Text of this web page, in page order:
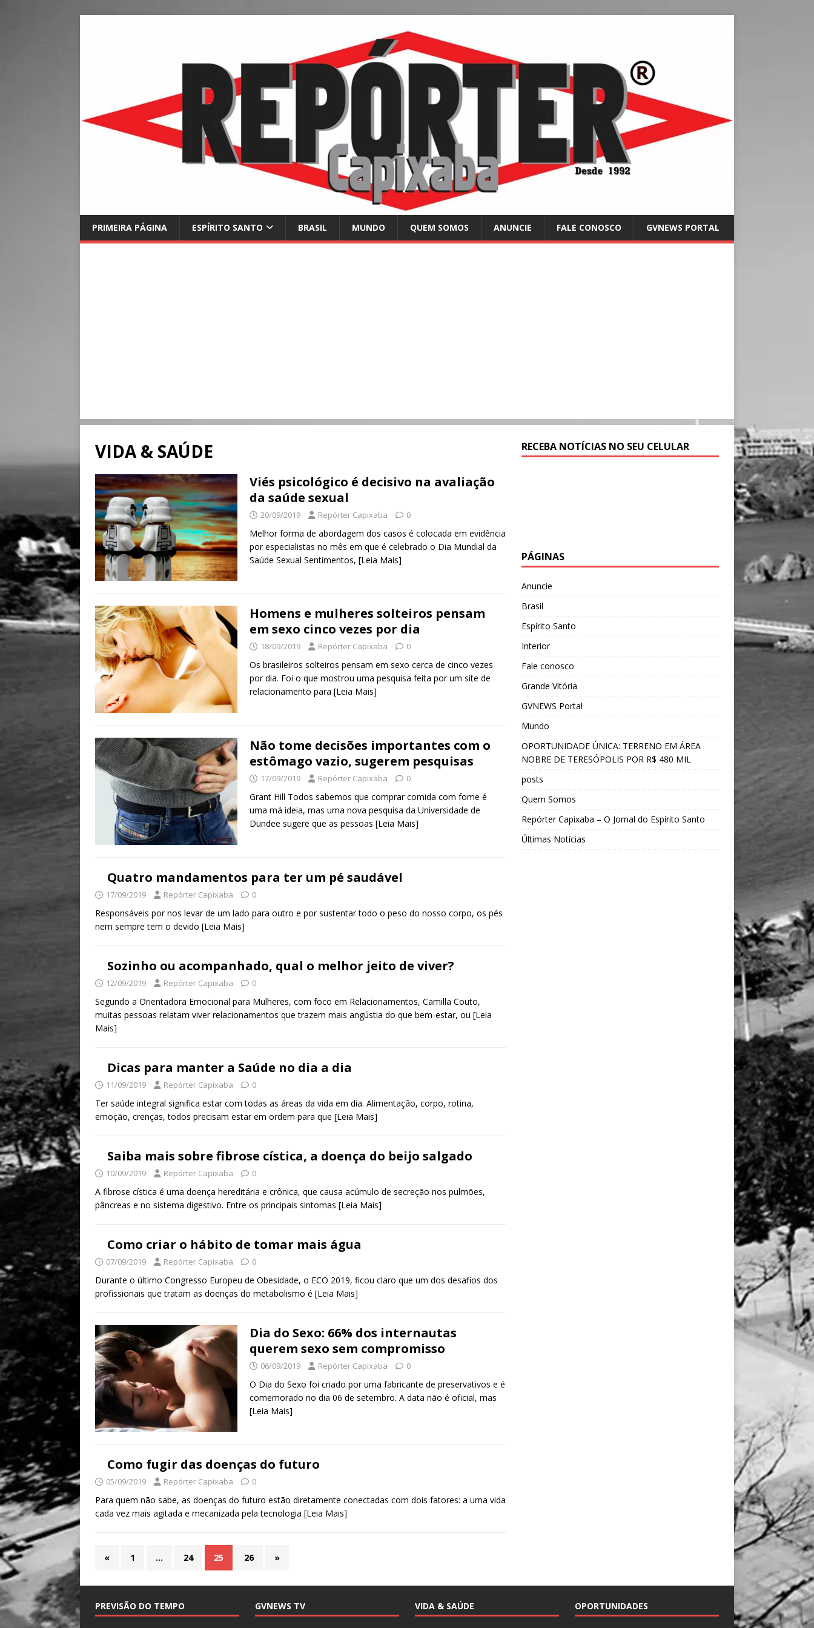
PRIMEIRA PÁGINA ESPÍRITO SANTO BRASIL MUNDO QUEM SOMOS ANUNCIE FALE CONOSCO GVNEWS PORTAL
VIDA & SAÚDE
Viés psicológico é decisivo na avaliação
da saúde sexual
20/09/2019 Repórter Capixaba 0
Melhor forma de abordagem dos casos é colocada em evidência
por especialistas no mês em que é celebrado o Dia Mundial da
Saúde Sexual Sentimentos, [Leia Mais]
Homens e mulheres solteiros pensam
em sexo cinco vezes por dia
18/09/2019 Repórter Capixaba 0
Os brasileiros solteiros pensam em sexo cerca de cinco vezes
por dia. Foi o que mostrou uma pesquisa feita por um site de
relacionamento para [Leia Mais]
Não tome decisões importantes com o
estômago vazio, sugerem pesquisas
17/09/2019 Repórter Capixaba 0
Grant Hill Todos sabemos que comprar comida com fome é
uma má ideia, mas uma nova pesquisa da Universidade de
Dundee sugere que as pessoas [Leia Mais]
Quatro mandamentos para ter um pé saudável
17/09/2019 Repórter Capixaba 0
Responsáveis por nos levar de um lado para outro e por sustentar todo o peso do nosso corpo, os pés
nem sempre tem o devido [Leia Mais]
Sozinho ou acompanhado, qual o melhor jeito de viver?
12/09/2019 Repórter Capixaba 0
Segundo a Orientadora Emocional para Mulheres, com foco em Relacionamentos, Camilla Couto,
muitas pessoas relatam viver relacionamentos que trazem mais angústia do que bem-estar, ou [Leia
Mais]
Dicas para manter a Saúde no dia a dia
11/09/2019 Repórter Capixaba 0
Ter saúde integral significa estar com todas as áreas da vida em dia. Alimentação, corpo, rotina,
emoção, crenças, todos precisam estar em ordem para que [Leia Mais]
Saiba mais sobre fibrose cística, a doença do beijo salgado
10/09/2019 Repórter Capixaba 0
A fibrose cística é uma doença hereditária e crônica, que causa acúmulo de secreção nos pulmões,
pâncreas e no sistema digestivo. Entre os principais sintomas [Leia Mais]
Como criar o hábito de tomar mais água
07/09/2019 Repórter Capixaba 0
Durante o último Congresso Europeu de Obesidade, o ECO 2019, ficou claro que um dos desafios dos
profissionais que tratam as doenças do metabolismo é [Leia Mais]
Dia do Sexo: 66% dos internautas
querem sexo sem compromisso
06/09/2019 Repórter Capixaba 0
O Dia do Sexo foi criado por uma fabricante de preservativos e é
comemorado no dia 06 de setembro. A data não é oficial, mas
[Leia Mais]
Como fugir das doenças do futuro
05/09/2019 Repórter Capixaba 0
Para quem não sabe, as doenças do futuro estão diretamente conectadas com dois fatores: a uma vida
cada vez mais agitada e mecanizada pela tecnologia [Leia Mais]
« 1 … 24 25 26 »
RECEBA NOTÍCIAS NO SEU CELULAR
PÁGINAS
Anuncie
Brasil
Espírito Santo
Interior
Fale conosco
Grande Vitória
GVNEWS Portal
Mundo
OPORTUNIDADE ÚNICA: TERRENO EM ÁREA
NOBRE DE TERESÓPOLIS POR R$ 480 MIL
posts
Quem Somos
Repórter Capixaba – O Jornal do Espírito Santo
Últimas Notícias
PREVISÃO DO TEMPO GVNEWS TV VIDA & SAÚDE OPORTUNIDADES